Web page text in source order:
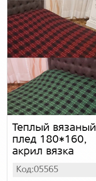
Теплый вязаный
плед 180*160,
акрил вязка
Код:05565